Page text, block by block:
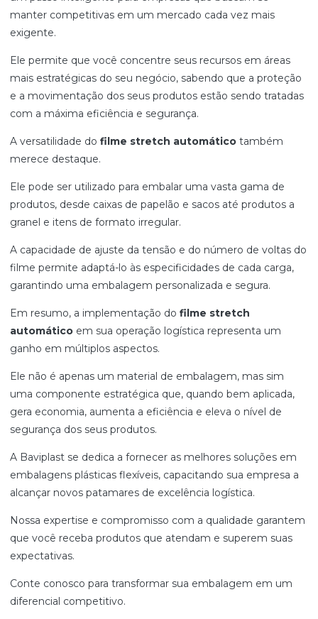
manter competitivas em um mercado cada vez mais
exigente.
Ele permite que você concentre seus recursos em áreas
mais estratégicas do seu negócio, sabendo que a proteção
e a movimentação dos seus produtos estão sendo tratadas
com a máxima eficiência e segurança.
A versatilidade do filme stretch automático também
merece destaque.
Ele pode ser utilizado para embalar uma vasta gama de
produtos, desde caixas de papelão e sacos até produtos a
granel e itens de formato irregular.
A capacidade de ajuste da tensão e do número de voltas do
filme permite adaptá-lo às especificidades de cada carga,
garantindo uma embalagem personalizada e segura.
Em resumo, a implementação do filme stretch
automático em sua operação logística representa um
ganho em múltiplos aspectos.
Ele não é apenas um material de embalagem, mas sim
uma componente estratégica que, quando bem aplicada,
gera economia, aumenta a eficiência e eleva o nível de
segurança dos seus produtos.
A Baviplast se dedica a fornecer as melhores soluções em
embalagens plásticas flexíveis, capacitando sua empresa a
alcançar novos patamares de excelência logística.
Nossa expertise e compromisso com a qualidade garantem
que você receba produtos que atendam e superem suas
expectativas.
Conte conosco para transformar sua embalagem em um
diferencial competitivo.